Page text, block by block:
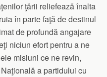
ţării reliefează înalta
în parte faţă de destinul
de profundă angajare
niciun efort pentru a ne
misiuni ce ne revin,
a partidului cu